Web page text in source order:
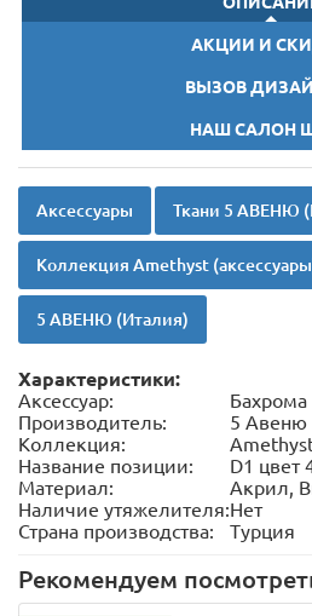
АКЦИИ И
ВЫЗОВ
НАШ САЛОН
Аксессуары Ткани 5 АВЕНЮ
Коллекция Amethyst
5 АВЕНЮ (Италия)
Характеристики:
Аксессуар:
Бахрома
Производитель:
5 Авеню
Коллекция:
Название позиции:
D1 цвет
Материал:
Акрил,
Наличие утяжелителя:Нет
Страна производства:
Турция
Рекомендуем